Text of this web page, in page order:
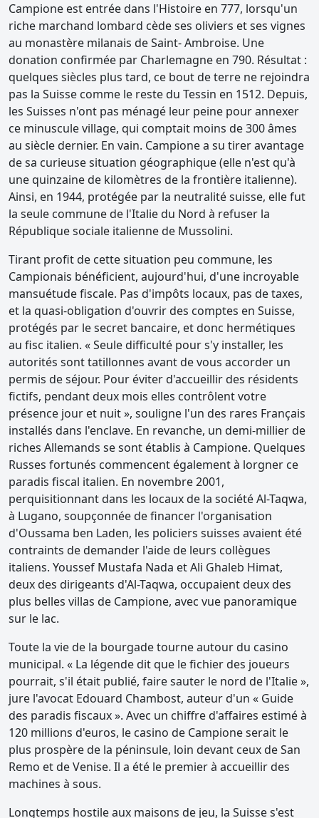
Campione est entrée dans l'Histoire en 777, lorsqu'un
riche marchand lombard cède ses oliviers et ses vignes
au monastère milanais de Saint- Ambroise. Une
donation confirmée par Charlemagne en 790. Résultat :
quelques siècles plus tard, ce bout de terre ne rejoindra
pas la Suisse comme le reste du Tessin en 1512. Depuis,
les Suisses n'ont pas ménagé leur peine pour annexer
ce minuscule village, qui comptait moins de 300 âmes
au siècle dernier. En vain. Campione a su tirer avantage
de sa curieuse situation géographique (elle n'est qu'à
une quinzaine de kilomètres de la frontière italienne).
Ainsi, en 1944, protégée par la neutralité suisse, elle fut
la seule commune de l'Italie du Nord à refuser la
République sociale italienne de Mussolini.
Tirant profit de cette situation peu commune, les
Campionais bénéficient, aujourd'hui, d'une incroyable
mansuétude fiscale. Pas d'impôts locaux, pas de taxes,
et la quasi-obligation d'ouvrir des comptes en Suisse,
protégés par le secret bancaire, et donc hermétiques
au fisc italien. « Seule difficulté pour s'y installer, les
autorités sont tatillonnes avant de vous accorder un
permis de séjour. Pour éviter d'accueillir des résidents
fictifs, pendant deux mois elles contrôlent votre
présence jour et nuit », souligne l'un des rares Français
installés dans l'enclave. En revanche, un demi-millier de
riches Allemands se sont établis à Campione. Quelques
Russes fortunés commencent également à lorgner ce
paradis fiscal italien. En novembre 2001,
perquisitionnant dans les locaux de la société Al-Taqwa,
à Lugano, soupçonnée de financer l'organisation
d'Oussama ben Laden, les policiers suisses avaient été
contraints de demander l'aide de leurs collègues
italiens. Youssef Mustafa Nada et Ali Ghaleb Himat,
deux des dirigeants d'Al-Taqwa, occupaient deux des
plus belles villas de Campione, avec vue panoramique
sur le lac.
Toute la vie de la bourgade tourne autour du casino
municipal. « La légende dit que le fichier des joueurs
pourrait, s'il était publié, faire sauter le nord de l'Italie »,
jure l'avocat Edouard Chambost, auteur d'un « Guide
des paradis fiscaux ». Avec un chiffre d'affaires estimé à
120 millions d'euros, le casino de Campione serait le
plus prospère de la péninsule, loin devant ceux de San
Remo et de Venise. Il a été le premier à accueillir des
machines à sous.
Longtemps hostile aux maisons de jeu, la Suisse s'est